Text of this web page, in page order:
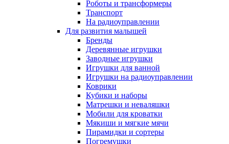
Роботы и трансформеры
Транспорт
На радиоуправлении
Для развития малышей
Бренды
Деревянные игрушки
Заводные игрушки
Игрушки для ванной
Игрушки на радиоуправлении
Коврики
Кубики и наборы
Матрешки и неваляшки
Мобили для кроватки
Мякиши и мягкие мячи
Пирамидки и сортеры
Погремушки